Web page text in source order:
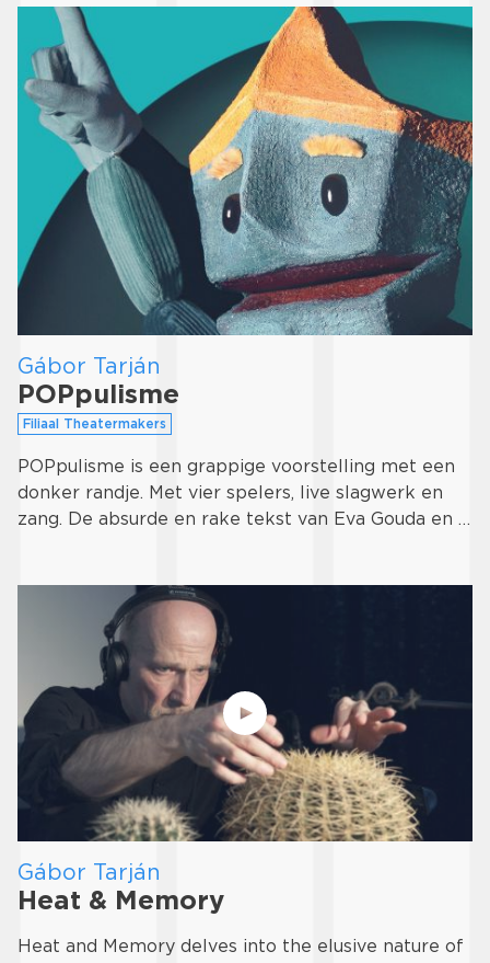
Gábor Tarján
POPpulisme
Filiaal Theatermakers
POPpulisme is een grappige voorstelling met een
donker randje. Met vier spelers, live slagwerk en
zang. De absurde en rake tekst van Eva Gouda en …
Gábor Tarján
Heat & Memory
Heat and Memory delves into the elusive nature of